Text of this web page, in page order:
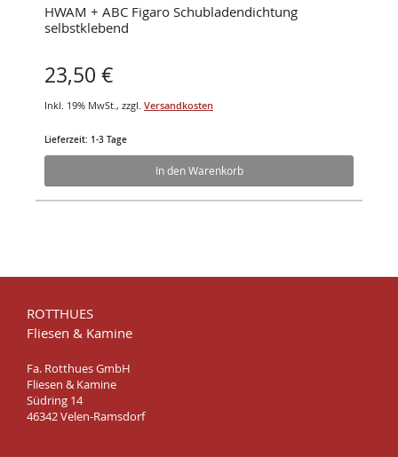
HWAM + ABC Figaro Schubladendichtung
selbstklebend
23,50 €
Inkl. 19% MwSt., zzgl. Versandkosten
Lieferzeit: 1-3 Tage
In den Warenkorb
ROTTHUES
Fliesen & Kamine
Fa. Rotthues GmbH
Fliesen & Kamine
Südring 14
46342 Velen-Ramsdorf